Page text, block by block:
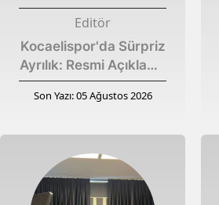
Editör
Kocaelispor'da Sürpriz
Ayrılık: Resmi Açıklama
Geldi...
Son Yazı: 05 Ağustos 2026